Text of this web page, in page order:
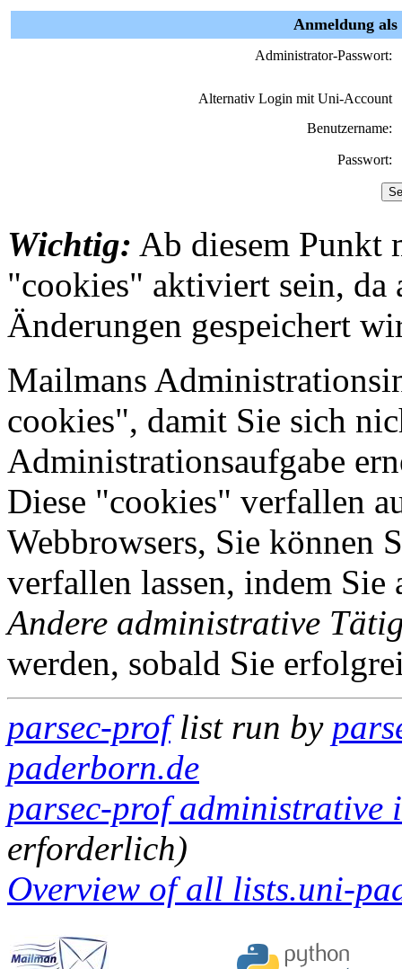
Anmeldung
Administrator-Passwort:
Alternativ Login mit Uni-Account
Benutzername:
Passwort:
Wichtig: Ab diesem Punkt
"cookies" aktiviert sein, da
Änderungen gespeichert
Mailmans
cookies", damit Sie sich
Administrationsaufgabe
Diese "cookies" verfallen
Webbrowsers, Sie können
verfallen lassen, indem
Andere administrative
werden, sobald Sie
parsec-proflist run by
paderborn.de
parsec-prof administrative
erforderlich)
Overview of all lists.uni-